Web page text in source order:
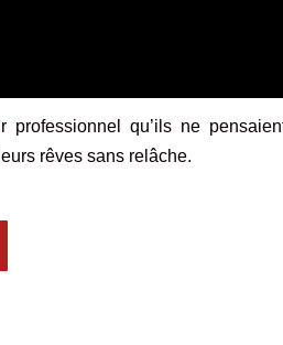
qu’ils ne
rêves sans relâche.